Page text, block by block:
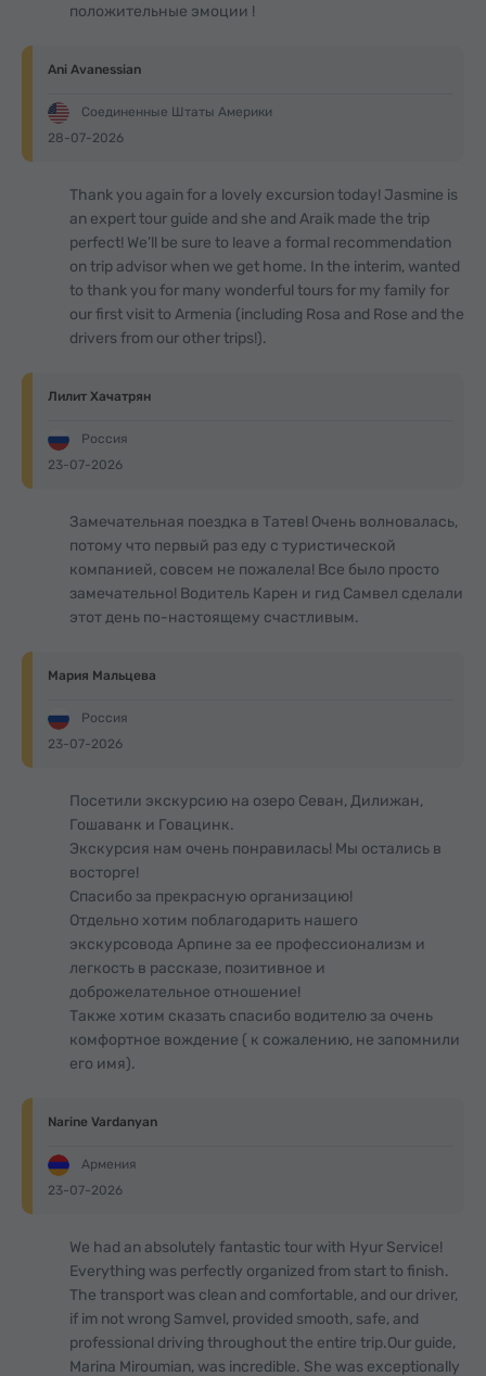
положительные эмоции !
Ani Avanessian
Соединенные Штаты Америки
28-07-2026
Thank you again for a lovely excursion today! Jasmine is
an expert tour guide and she and Araik made the trip
perfect! We’ll be sure to leave a formal recommendation
on trip advisor when we get home. In the interim, wanted
to thank you for many wonderful tours for my family for
our first visit to Armenia (including Rosa and Rose and the
drivers from our other trips!).
Лилит Хачатрян
Россия
23-07-2026
Замечательная поездка в Татев! Очень волновалась,
потому что первый раз еду с туристической
компанией, совсем не пожалела! Все было просто
замечательно! Водитель Карен и гид Самвел сделали
этот день по-настоящему счастливым.
Мария Мальцева
Россия
23-07-2026
Посетили экскурсию на озеро Севан, Дилижан,
Гошаванк и Говацинк.
Экскурсия нам очень понравилась! Мы остались в
восторге!
Спасибо за прекрасную организацию!
Отдельно хотим поблагодарить нашего
экскурсовода Арпине за ее профессионализм и
легкость в рассказе, позитивное и
доброжелательное отношение!
Также хотим сказать спасибо водителю за очень
комфортное вождение ( к сожалению, не запомнили
его имя).
Narine Vardanyan
Армения
23-07-2026
We had an absolutely fantastic tour with Hyur Service!
Everything was perfectly organized from start to finish.
The transport was clean and comfortable, and our driver,
if im not wrong Samvel, provided smooth, safe, and
professional driving throughout the entire trip.Our guide,
Marina Miroumian, was incredible. She was exceptionally